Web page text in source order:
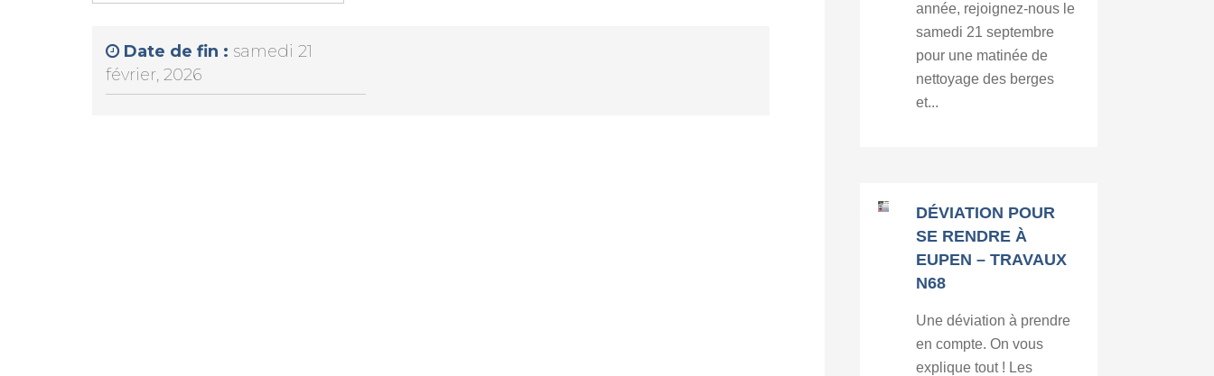
Date de fin : samedi 21
février, 2026
année, rejoignez-nous le
samedi 21 septembre
pour une matinée de
nettoyage des berges
et...
DÉVIATION POUR
SE RENDRE À
EUPEN – TRAVAUX
N68
Une déviation à prendre
en compte. On vous
explique tout ! Les